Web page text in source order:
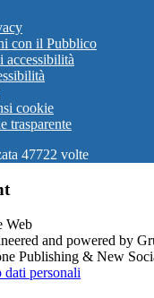
con il Pubblico
accessibilità
cookie
trasparente
47722 volte
and powered by
Publishing & New
dati personali